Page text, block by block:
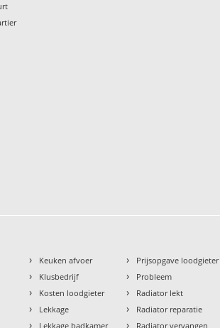
› Keuken afvoer
› Klusbedrijf
› Kosten loodgieter
› Lekkage
› Lekkage badkamer
› Prijsopgave loodgieter
› Probleem
› Radiator lekt
› Radiator reparatie
› Radiator vervangen